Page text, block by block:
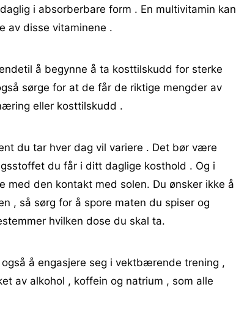
i absorberbare form . En multivitamin kan
av disse vitaminene .
å begynne å ta kosttilskudd for sterke
sørge for at de får de riktige mengder av
eller kosttilskudd .
du tar hver dag vil variere . Det bør være
du får i ditt daglige kosthold . Og i
med den kontakt med solen. Du ønsker ikke å
, så sørg for å spore maten du spiser og
hvilken dose du skal ta.
å engasjere seg i vektbærende trening ,
av alkohol , koffein og natrium , som alle